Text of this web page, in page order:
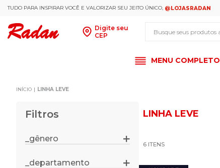
TUDO PARA INSPIRAR VOCÊ E VALORIZAR SEU JEITO ÚNICO, @LOJASRADAN
Digite seu
CEP
MENU COMPLETO
LINHA LEVE
Filtros
_gênero
_departamento
LINHA LEVE
6